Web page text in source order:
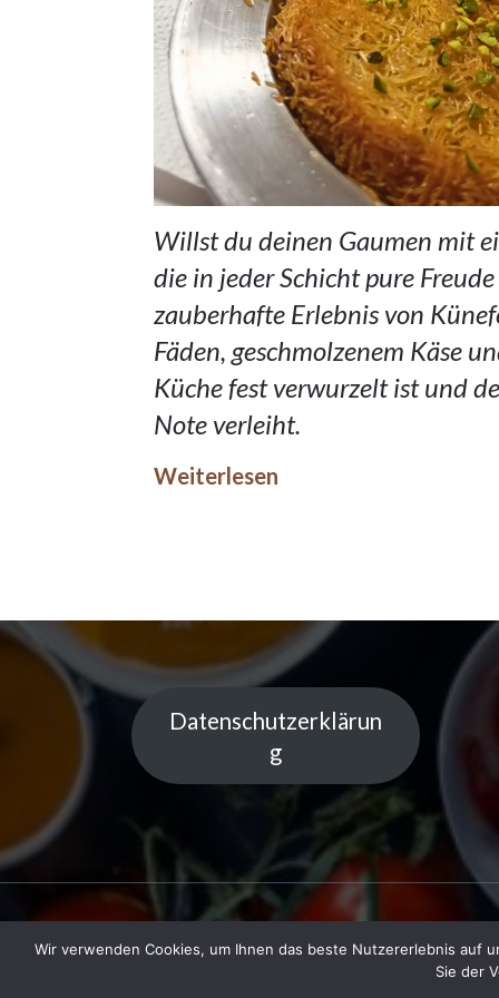
Willst du deinen Gaumen mit
die in jeder Schicht pure
zauberhafte Erlebnis von
Fäden, geschmolzenem Käse
Küche fest verwurzelt ist und
Note verleiht.
Weiterlesen
Datenschutzerklärun
g
Copyright © 2023 Küchentipps | Powered
Wir verwenden Cookies, um Ihnen das beste Nutzererlebnis auf
Sie der